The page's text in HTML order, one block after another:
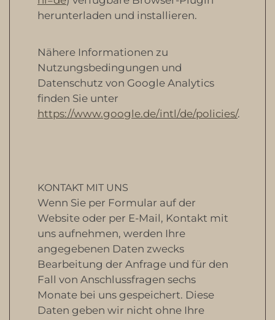
herunterladen und installieren.
Nähere Informationen zu
Nutzungsbedingungen und
Datenschutz von Google Analytics
finden Sie unter
https://www.google.de/intl/de/policies/.
KONTAKT MIT UNS
Wenn Sie per Formular auf der
Website oder per E-Mail, Kontakt mit
uns aufnehmen, werden Ihre
angegebenen Daten zwecks
Bearbeitung der Anfrage und für den
Fall von Anschlussfragen sechs
Monate bei uns gespeichert. Diese
Daten geben wir nicht ohne Ihre